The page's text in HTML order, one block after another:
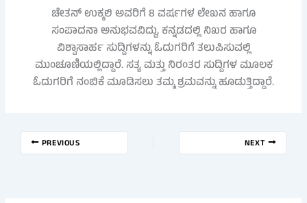
ಚೇತನ್ ಉಕ್ಕಲಿ ಅವರಿಗೆ 8 ವರ್ಷಗಳ ಲೇಖನ ಹಾಗೂ
ಸಂಪಾದನಾ ಅನುಭವವಿದ್ದು, ಕನ್ನಡದಲ್ಲಿ ನಿಖರ ಹಾಗೂ
ವಿಶ್ವಾಸಾರ್ಹ ಸುದ್ದಿಗಳನ್ನು ಓದುಗರಿಗೆ ತಲುಪಿಸುವಲ್ಲಿ
ಮುಂಚೂಣಿಯಲ್ಲಿದ್ದಾರೆ. ಸತ್ಯ ಮತ್ತು ನಿರಂತರ ಸುದ್ದಿಗಳ ಮೂಲಕ
ಓದುಗರಿಗೆ ನಂಬಿಕೆ ಮೂಡಿಸಲು ತಮ್ಮ ಶ್ರಮವನ್ನು ಹೂಡುತ್ತಿದ್ದಾರೆ.
PREVIOUS NEXT